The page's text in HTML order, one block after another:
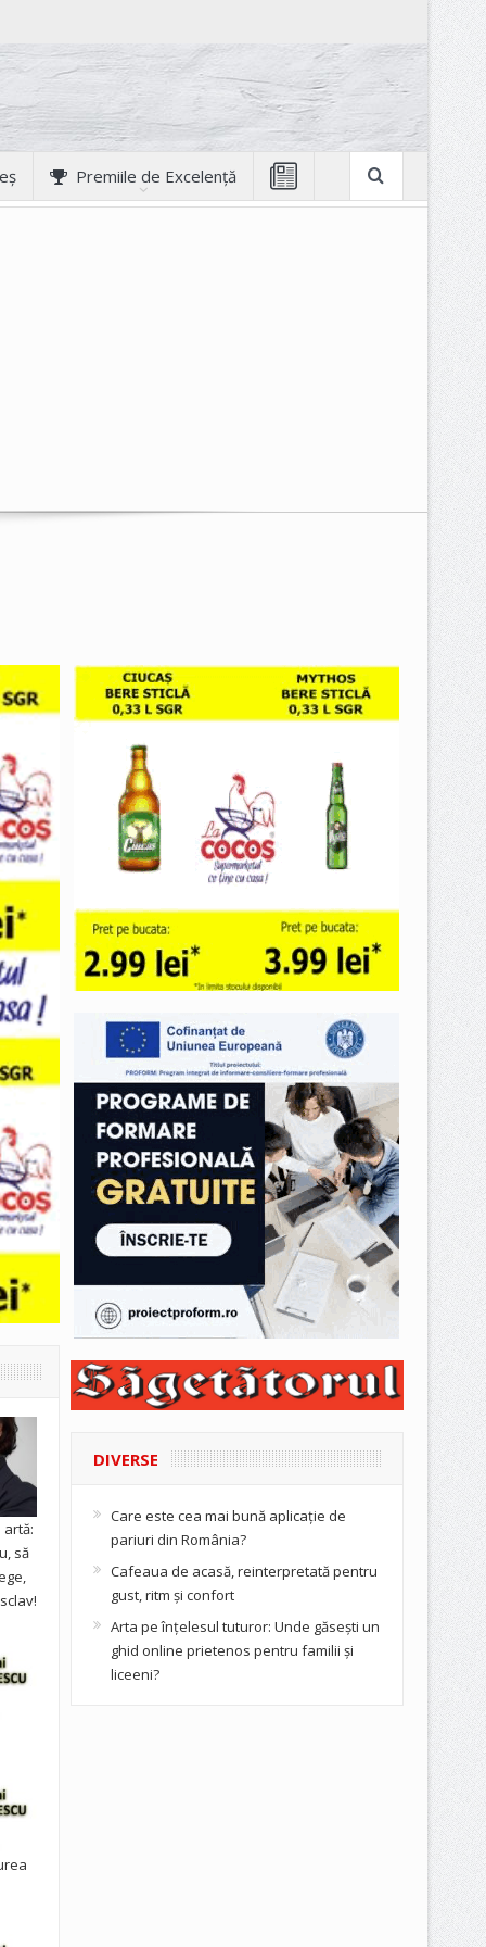
Premiile de Excelență
să
DIVERSE
Care este cea mai bună aplicație de
pariuri din România?
Cafeaua de acasă, reinterpretată pentru
gust, ritm și confort
Arta pe înțelesul tuturor: Unde găsești un
ghid online prietenos pentru familii și
liceeni?